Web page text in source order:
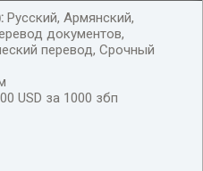
,турецкий
Русский, Армянский,
документов,
перевод, Срочный
USD за 1000 збп